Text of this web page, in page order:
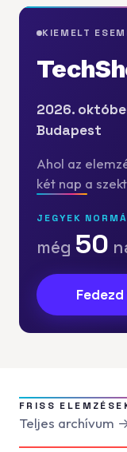
KIEMELT
2026.
Budapest
Ahol az
két nap a
JEGYEK
még 50
FRISS
Teljes archívum